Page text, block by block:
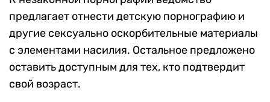
предлагает отнести детскую порнографию и
другие сексуально оскорбительные материалы
с элементами насилия. Остальное предложено
оставить доступным для тех, кто подтвердит
свой возраст.